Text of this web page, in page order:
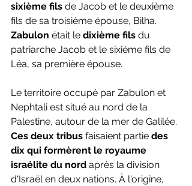
sixième fils de Jacob et le deuxième
fils de sa troisième épouse, Bilha.
Zabulon était le dixième fils du
patriarche Jacob et le sixième fils de
Léa, sa première épouse.
Le territoire occupé par Zabulon et
Nephtali est situé au nord de la
Palestine, autour de la mer de Galilée.
Ces deux tribus faisaient partie des
dix qui formèrent le royaume
israélite du nord après la division
d'Israël en deux nations. À l'origine,